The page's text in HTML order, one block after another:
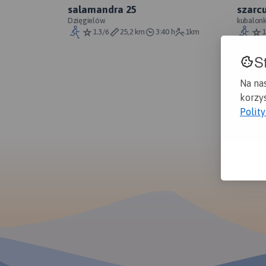
Na
salamandra 25
Dzięgielów
1.3/6
25,2 km 3:40 h 1km